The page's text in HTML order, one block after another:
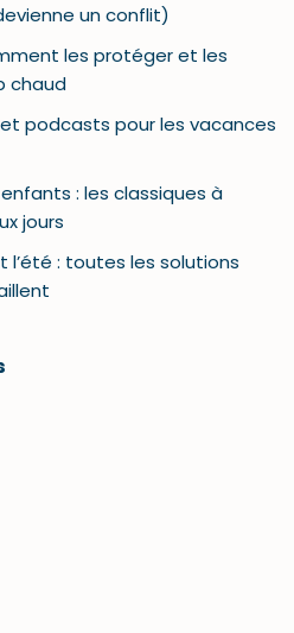
un conflit)
les protéger et les
chaud
podcasts pour les vacances
: les classiques à
jours
l’été : toutes les solutions